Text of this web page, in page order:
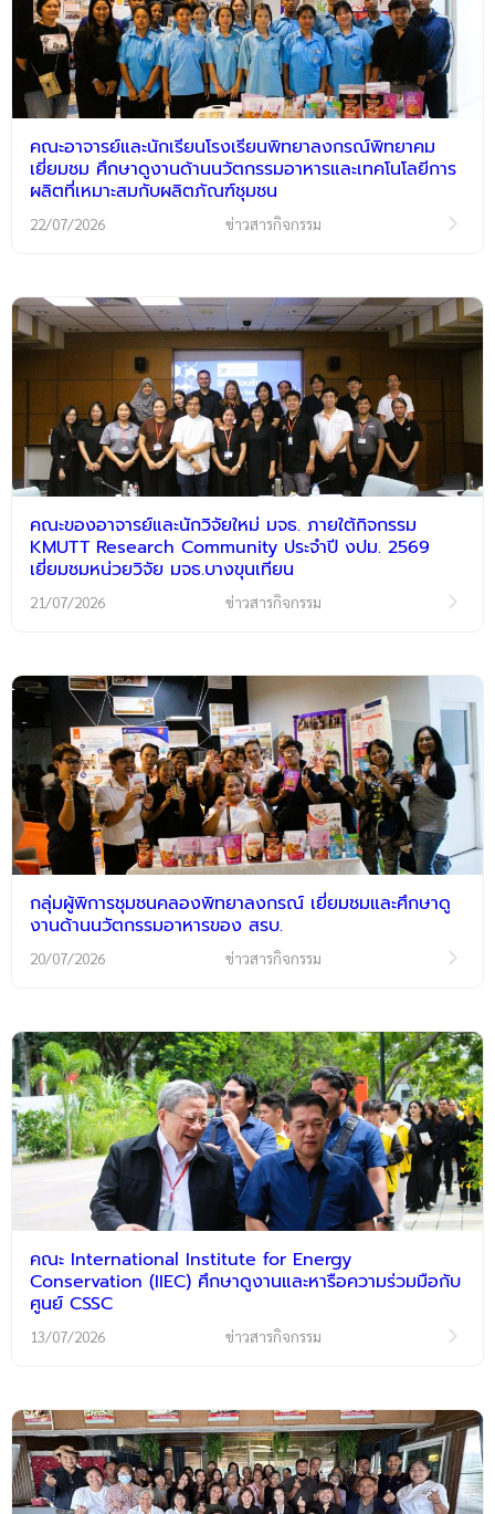
คณะอาจารย์และนักเรียนโรงเรียนพิทยาลงกรณ์พิทยาคม
เยี่ยมชม ศึกษาดูงานด้านนวัตกรรมอาหารและเทคโนโลยีการ
ผลิตที่เหมาะสมกับผลิตภัณฑ์ชุมชน
22/07/2026 ข่าวสารกิจกรรม
คณะของอาจารย์และนักวิจัยใหม่ มจธ. ภายใต้กิจกรรม
KMUTT Research Community ประจำปี งปม. 2569
เยี่ยมชมหน่วยวิจัย มจธ.บางขุนเทียน
21/07/2026 ข่าวสารกิจกรรม
กลุ่มผู้พิการชุมชนคลองพิทยาลงกรณ์ เยี่ยมชมและศึกษาดู
งานด้านนวัตกรรมอาหารของ สรบ.
20/07/2026 ข่าวสารกิจกรรม
คณะ International Institute for Energy
Conservation (IIEC) ศึกษาดูงานและหารือความร่วมมือกับ
ศูนย์ CSSC
13/07/2026 ข่าวสารกิจกรรม